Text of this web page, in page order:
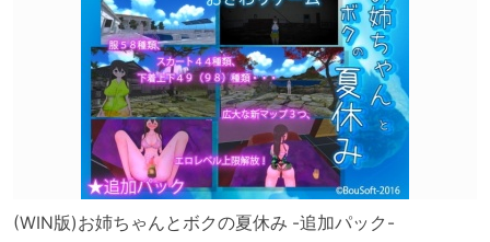
(WIN版)お姉ちゃんとボクの夏休み -追加パック-